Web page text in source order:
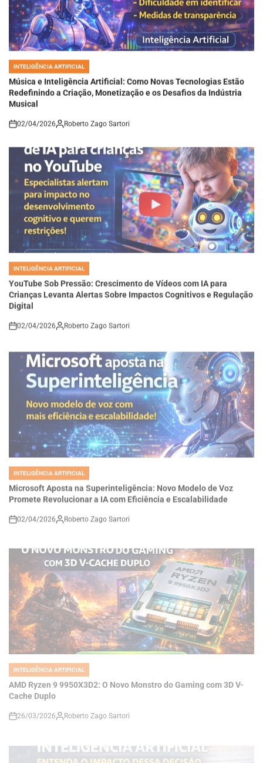
POSTED
IN
Música e Inteligência Artificial: Como Novas Tecnologias Estão
Redefinindo a Criação, Monetização e os Desafios da Indústria
Musical
on
INTELIGÊNCIA ARTIFICIAL
YouTube Sob Pressão: Crescimento de Vídeos com IA para
Crianças Levanta Alertas Sobre Impactos Cognitivos e Regulação
Digital
02/04/2026
POSTED
INTELIGÊNCIA ARTIFICIAL
Promete Revolucionar a IA com Eficiência e Escalabilidade
on
02/04/2026 Roberto Zago Sartori
POSTED
IN
INTELIGÊNCIA ARTIFICIAL
AMD Ryzen 9 9950X3D2: O Novo Monstro do Gaming com 3D V-
on
26/03/2026 Roberto Zago Sartori